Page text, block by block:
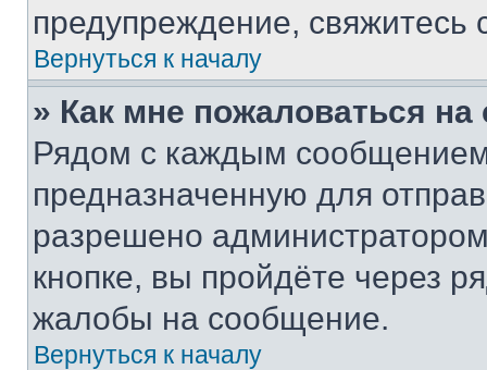
предупреждение,
Вернуться к началу
» Как мне пожаловаться
Рядом с каждым сообщением
предназначенную для
разрешено
кнопке, вы пройдёте через
жалобы на сообщение.
Вернуться к началу